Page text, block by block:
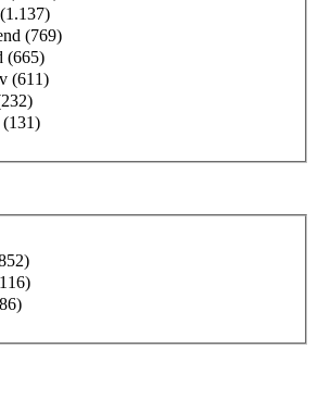
(1.137)
(769)
(665)
(611)
(131)